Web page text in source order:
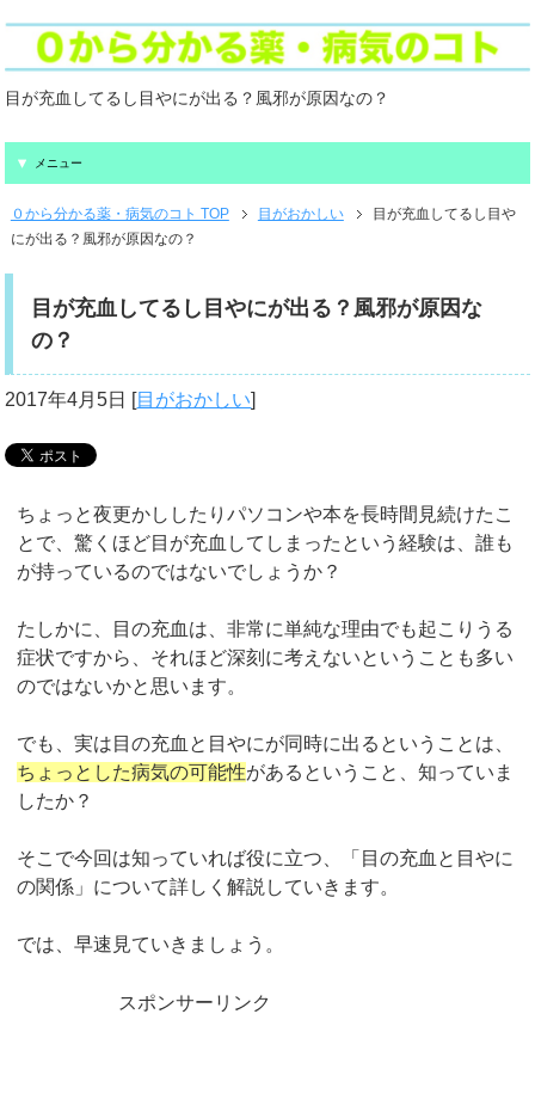
目が充血してるし目やにが出る？風邪が原因なの？
メニュー
０から分かる薬・病気のコト TOP 目がおかしい
目が充血してるし目や
にが出る？風邪が原因なの？
目が充血してるし目やにが出る？風邪が原因な
の？
2017年4月5日 [目がおかしい]
ちょっと夜更かししたりパソコンや本を長時間見続けたこ
とで、驚くほど目が充血してしまったという経験は、誰も
が持っているのではないでしょうか？
たしかに、目の充血は、非常に単純な理由でも起こりうる
症状ですから、それほど深刻に考えないということも多い
のではないかと思います。
でも、実は目の充血と目やにが同時に出るということは、
ちょっとした病気の可能性があるということ、知っていま
したか？
そこで今回は知っていれば役に立つ、「目の充血と目やに
の関係」について詳しく解説していきます。
では、早速見ていきましょう。
スポンサーリンク